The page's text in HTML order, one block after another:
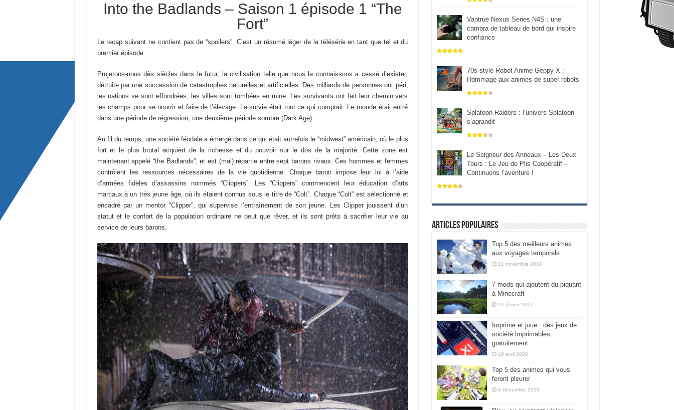
Into the Badlands – Saison 1 épisode 1 “The
Fort”
Le recap suivant ne contient pas de “spoilers”. C’est un résumé léger de la télésérie en tant que tel et du
premier épisode.
Projetons-nous dès siècles dans le futur, la civilisation telle que nous la connaissons a cessé d’exister,
détruite par une succession de catastrophes naturelles et artificielles. Des milliards de personnes ont péri,
les nations se sont effondrées, les villes sont tombées en ruine. Les survivants ont fait leur chemin vers
les champs pour se nourrir et faire de l’élevage. La survie était tout ce qui comptait. Le monde était entré
dans une période de régression, une deuxième période sombre (Dark Age).
Au fil du temps, une société féodale a émergé dans ce qui était autrefois le “midwest” américain, où le plus
fort et le plus brutal acquiert de la richesse et du pouvoir sur le dos de la majorité. Cette zone est
maintenant appelé “the Badlands”, et est (mal) répartie entre sept barons rivaux. Ces hommes et femmes
contrôlent les ressources nécessaires de la vie quotidienne. Chaque baron impose leur loi à l’aide
d’armées fidèles d’assassins nommés “Clippers”. Les “Clippers” commencent leur éducation d’arts
martiaux à un très jeune âge, où ils étaient connus sous le titre de “Colt”. Chaque “Colt” est sélectionné et
encadré par un mentor “Clipper”, qui supervise l’entraînement de son jeune. Les Clipper jouissent d’un
statut et le confort de la population ordinaire ne peut que rêver, et ils sont prêts à sacrifier leur vie au
service de leurs barons.
Vantrue Nexus Series N4S : une
caméra de tableau de bord qui inspire
confiance
70s-style Robot Anime Geppy-X :
Hommage aux animes de super robots
Splatoon Raiders : l’univers Splatoon
s’agrandit
Le Seigneur des Anneaux – Les Deux
Tours : Le Jeu de Plis Coopératif –
Continuons l’aventure !
Articles populaires
Top 5 des meilleurs animes
aux voyages temporels
21 novembre 2018
7 mods qui ajoutent du piquant
à Minecraft
20 février 2017
Imprime et joue : des jeux de
société imprimables
gratuitement
10 avril 2020
Top 5 des animes qui vous
feront pleurer
8 Décembre 2018